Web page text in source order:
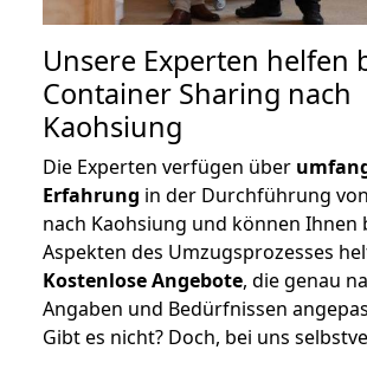
Unsere Experten helfen
Container Sharing nach
Kaohsiung
Die Experten verfügen über
Erfahrung in der Durchführung
nach Kaohsiung und können Ihnen
Aspekten des Umzugsprozesses
Kostenlose Angebote, die genau
Angaben und Bedürfnissen
Gibt es nicht? Doch, bei uns